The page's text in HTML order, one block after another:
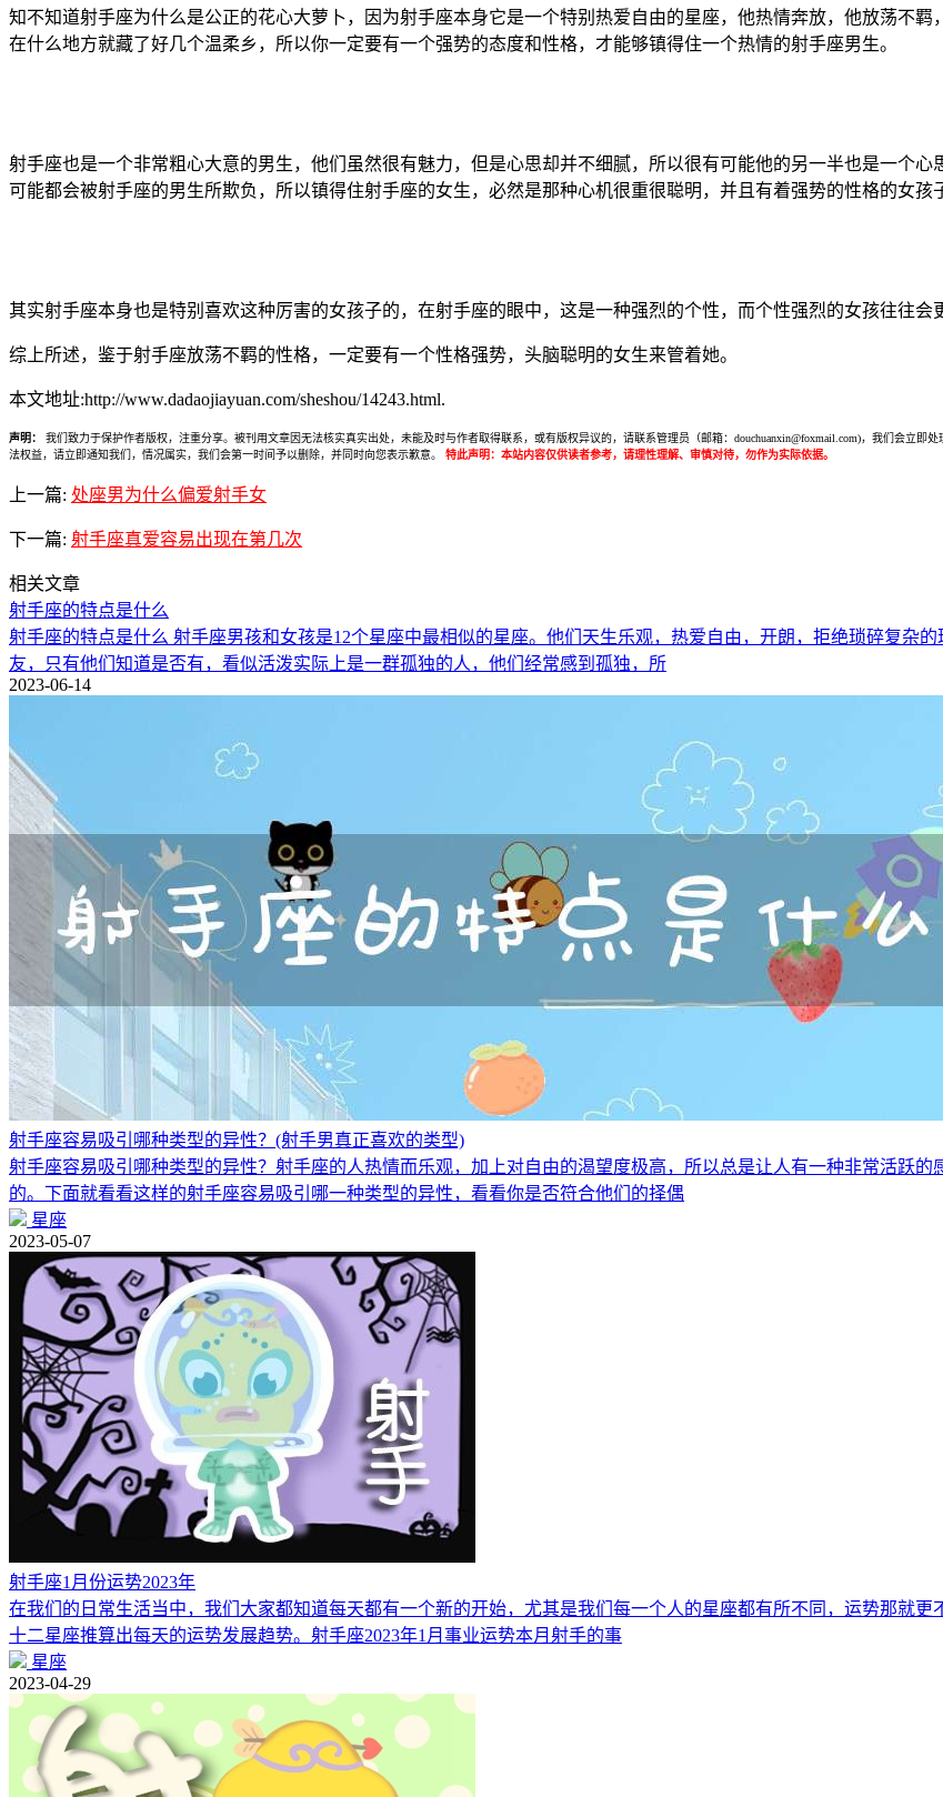
知不知道射手座为什么是公正的花心大萝卜，因为射手座本身它是一个特别热爱自由的星座，他热情奔放，他放荡不
在什么地方就藏了好几个温柔乡，所以你一定要有一个强势的态度和性格，才能够镇得住一个热情的射手座男生。
射手座也是一个非常粗心大意的男生，他们虽然很有魅力，但是心思却并不细腻，所以很有可能他的另一半也是一个
可能都会被射手座的男生所欺负，所以镇得住射手座的女生，必然是那种心机很重很聪明，并且有着强势的性格的女孩
其实射手座本身也是特别喜欢这种厉害的女孩子的，在射手座的眼中，这是一种强烈的个性，而个性强烈的女孩往往会
综上所述，鉴于射手座放荡不羁的性格，一定要有一个性格强势，头脑聪明的女生来管着她。
本文地址:http://www.dadaojiayuan.com/sheshou/14243.html.
声明：
我们致力于保护作者版权，注重分享。被刊用文章因无法核实真实出处，未能及时与作者取得联系，或有版权异议的，请联系管理员（邮箱：douchuanxin@foxmail.com)，我们会立
法权益，请立即通知我们，情况属实，我们会第一时间予以删除，并同时向您表示歉意。
特此声明：本站内容仅供读者参考，请理性理解、审慎对待，勿作为实际依据。
上一篇: 处座男为什么偏爱射手女
下一篇: 射手座真爱容易出现在第几次
相关文章
射手座的特点是什么
射手座的特点是什么 射手座男孩和女孩是12个星座中最相似的星座。他们天生乐观，热爱自由，开朗，拒绝琐碎复杂
友，只有他们知道是否有，看似活泼实际上是一群孤独的人，他们经常感到孤独，所
2023-06-14
射手座容易吸引哪种类型的异性？(射手男真正喜欢的类型)
射手座容易吸引哪种类型的异性？射手座的人热情而乐观，加上对自由的渴望度极高，所以总是让人有一种非常活跃
的。下面就看看这样的射手座容易吸引哪一种类型的异性，看看你是否符合他们的择偶
星座
2023-05-07
射手座1月份运势2023年
在我们的日常生活当中，我们大家都知道每天都有一个新的开始，尤其是我们每一个人的星座都有所不同，运势那就
十二星座推算出每天的运势发展趋势。射手座2023年1月事业运势本月射手的事
星座
2023-04-29